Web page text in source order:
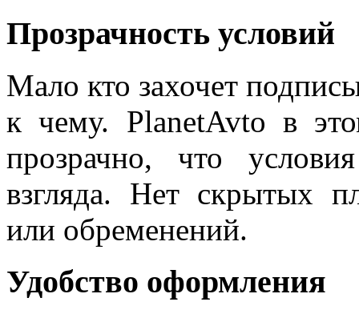
Прозрачность условий
Мало кто захочет
к чему. PlanetAvto в
прозрачно, что
взгляда. Нет скрытых
или обременений.
Удобство оформления